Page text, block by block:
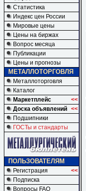
Статистика
Индекс цен России
Мировые цены
Цены на биржах
Вопрос месяца
Публикации
Цены и прогнозы
МЕТАЛЛОТОРГОВЛЯ
Металлоторговля
Каталог
Маркетплейс
<<
Доска объявлений <<
Подшипники
ГОСТы и стандарты
ПОЛЬЗОВАТЕЛЯМ
Регистрация
<<
Подписка
Вопросы FAQ